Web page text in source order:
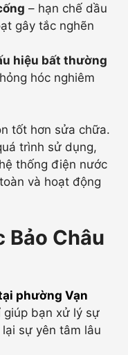
– hạn chế dầu
gây tắc nghẽn
hiệu bất thường
hóc nghiêm
tốt hơn sửa chữa.
trình sử dụng,
thống điện nước
và hoạt động
Bảo Châu
phường Vạn
giúp bạn xử lý sự
sự yên tâm lâu